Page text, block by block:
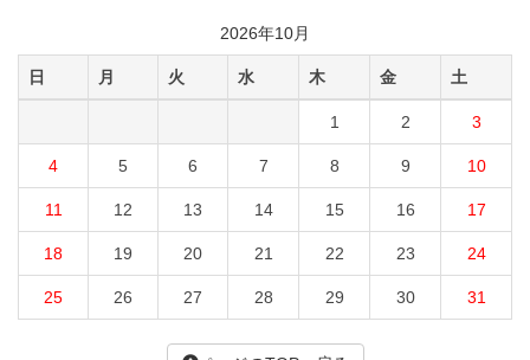
2026年10月
日 月 火 水 木 金 土
1 2 3
4 5 6 7 8 9 10
11 12 13 14 15 16 17
18 19 20 21 22 23 24
25 26 27 28 29 30 31